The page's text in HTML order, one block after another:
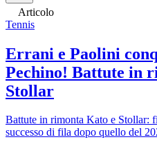
Articolo
Tennis
Errani e Paolini
Pechino! Battute in
Stollar
Battute in rimonta Kato e Stollar:
successo di fila dopo quello del